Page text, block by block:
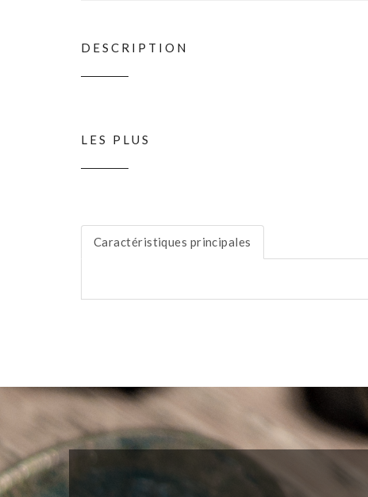
DESCRIPTION
LES PLUS
Caractéristiques principales